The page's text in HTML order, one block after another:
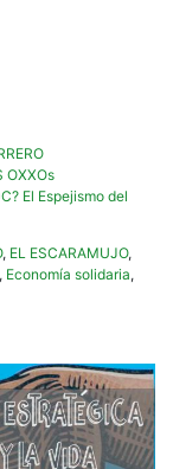
OXXOs
El Espejismo del
, EL ESCARAMUJO,
, Economía solidaria,